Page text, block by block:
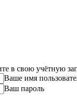
в свою учётную
Ваше имя
Ваш пароль